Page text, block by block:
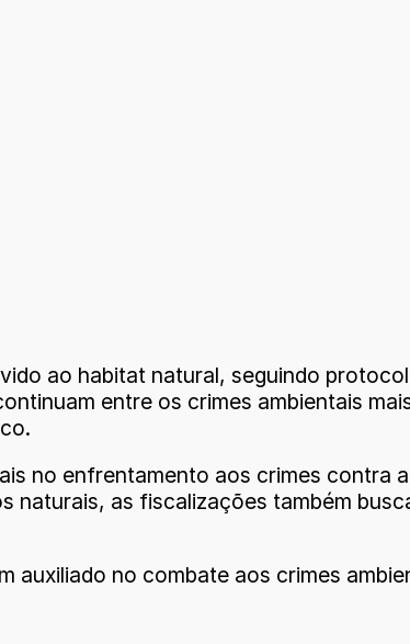
ao habitat natural, seguindo
entre os crimes ambientais
no enfrentamento aos crimes contra
naturais, as fiscalizações também
auxiliado no combate aos crimes